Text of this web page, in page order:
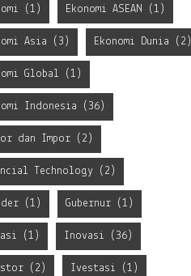
(1) Ekonomi ASEAN (1)
Asia (3) Ekonomi Dunia (2)
Global (1)
Indonesia (36)
dan Impor(2)
Technology(2)
(1) Gubernur(1)
(1) Inovasi (36)
(2) Ivestasi (1)